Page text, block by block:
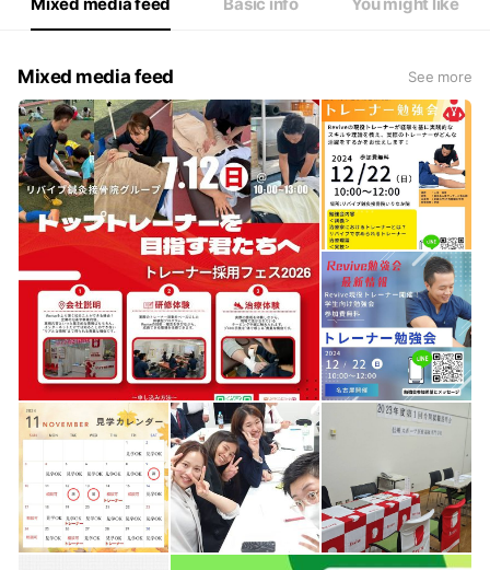
Mixed media feed See more